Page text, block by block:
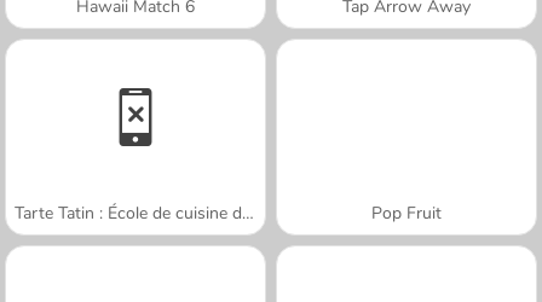
Hawaii Match 6 Tap Arrow Away
Tarte Tatin : École de cuisine de Sara Pop Fruit